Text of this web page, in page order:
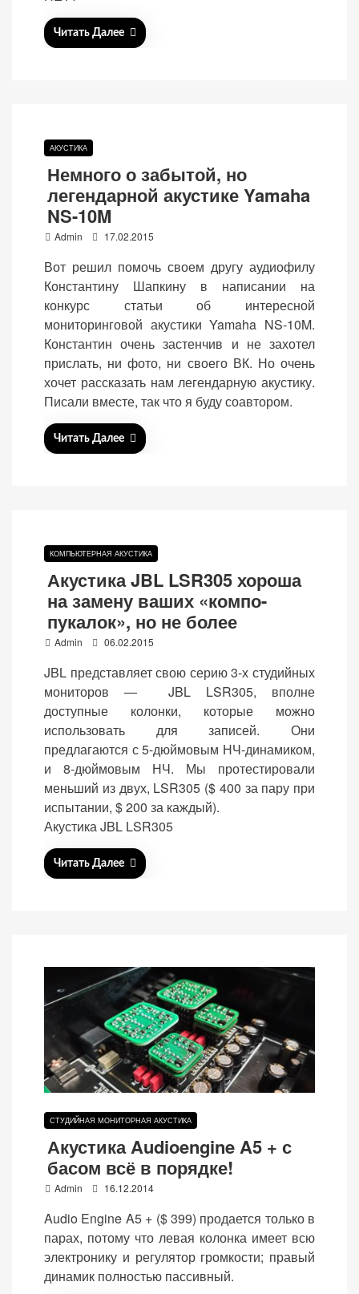
Читать Далее
АКУСТИКА
Немного о забытой, но
легендарной акустике Yamaha
NS-10M
Admin
s
t
d
o
n
17.02.2015
Вот решил помочь своем другу аудиофилу
Константину Шапкину в написании на
конкурс статьи об интересной
мониторинговой акустики Yamaha NS-10M.
Константин очень застенчив и не захотел
прислать, ни фото, ни своего ВК. Но очень
хочет рассказать нам легендарную акустику.
Писали вместе, так что я буду соавтором.
Читать Далее
КОМПЬЮТЕРНАЯ АКУСТИКА
Акустика JBL LSR305 хороша
на замену ваших «компо-
пукалок», но не более
Admin
s
t
e
d
o
n
06.02.2015
JBL представляет свою серию 3-х студийных
мониторов — JBL LSR305, вполне
доступные колонки, которые можно
использовать для записей. Они
предлагаются с 5-дюймовым НЧ-динамиком,
и 8-дюймовым НЧ. Мы протестировали
меньший из двух, LSR305 ($ 400 за пару при
испытании, $ 200 за каждый).
Акустика JBL LSR305
Читать Далее
СТУДИЙНАЯ МОНИТОРНАЯ АКУСТИКА
Акустика Audioengine A5 + с
басом всё в порядке!
Admin
s
t
e
d
16.12.2014
Audio Engine A5 + ($ 399) продается только в
парах, потому что левая колонка имеет всю
электронику и регулятор громкости; правый
динамик полностью пассивный.